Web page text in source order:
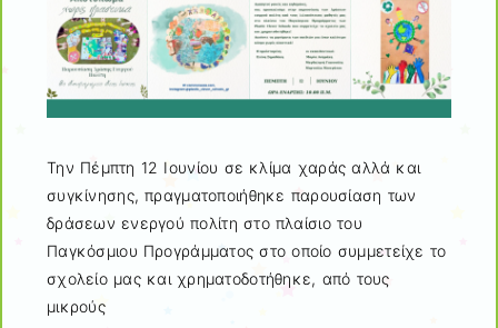
Την Πέμπτη 12 Ιουνίου σε κλίμα χαράς αλλά και
συγκίνησης, πραγματοποιήθηκε παρουσίαση των
δράσεων ενεργού πολίτη στο πλαίσιο του
Παγκόσμιου Προγράμματος στο οποίο συμμετείχε το
σχολείο μας και χρηματοδοτήθηκε, από τους
μικρούς